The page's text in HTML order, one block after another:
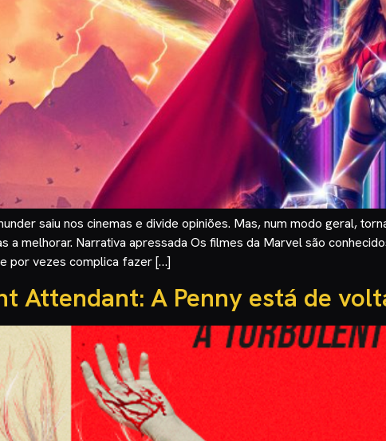
saiu nos cinemas e divide opiniões. Mas, num modo geral,
a melhorar. Narrativa apressada Os filmes da Marvel são
por vezes complica fazer […]
Attendant: A Penny está de